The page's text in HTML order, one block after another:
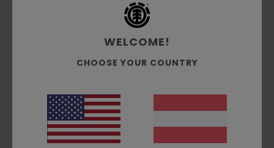
3/5
Original anzeigen - Italiano
Komfort: 3/5 Preis-Leistungs-Verhältnis
Material: 3/5 Farbe: 4
WELCOME!
CHOOSE YOUR COUNTRY